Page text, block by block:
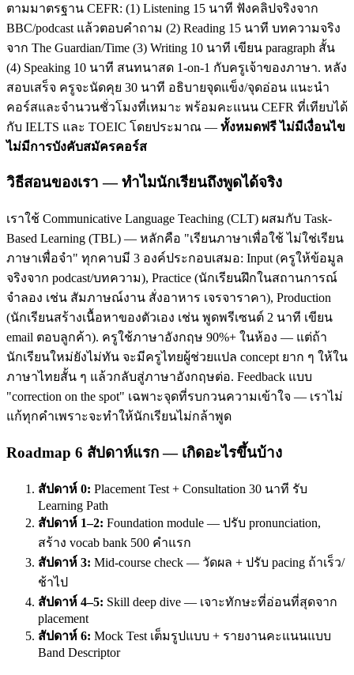
ตามมาตรฐาน CEFR: (1) Listening 15 นาที ฟังคลิปจริงจาก
BBC/podcast แล้วตอบคำถาม (2) Reading 15 นาที บทความจริง
จาก The Guardian/Time (3) Writing 10 นาที เขียน paragraph สั้น
(4) Speaking 10 นาที สนทนาสด 1-on-1 กับครูเจ้าของภาษา. หลัง
สอบเสร็จ ครูจะนัดคุย 30 นาที อธิบายจุดแข็ง/จุดอ่อน แนะนำ
คอร์สและจำนวนชั่วโมงที่เหมาะ พร้อมคะแนน CEFR ที่เทียบได้
กับ IELTS และ TOEIC โดยประมาณ — ทั้งหมดฟรี ไม่มีเงื่อนไข
ไม่มีการบังคับสมัครคอร์ส
วิธีสอนของเรา — ทำไมนักเรียนถึงพูดได้จริง
เราใช้ Communicative Language Teaching (CLT) ผสมกับ Task-
Based Learning (TBL) — หลักคือ "เรียนภาษาเพื่อใช้ ไม่ใช่เรียน
ภาษาเพื่อจำ" ทุกคาบมี 3 องค์ประกอบเสมอ: Input (ครูให้ข้อมูล
จริงจาก podcast/บทความ), Practice (นักเรียนฝึกในสถานการณ์
จำลอง เช่น สัมภาษณ์งาน สั่งอาหาร เจรจาราคา), Production
(นักเรียนสร้างเนื้อหาของตัวเอง เช่น พูดพรีเซนต์ 2 นาที เขียน
email ตอบลูกค้า). ครูใช้ภาษาอังกฤษ 90%+ ในห้อง — แต่ถ้า
นักเรียนใหม่ยังไม่ทัน จะมีครูไทยผู้ช่วยแปล concept ยาก ๆ ให้ใน
ภาษาไทยสั้น ๆ แล้วกลับสู่ภาษาอังกฤษต่อ. Feedback แบบ
"correction on the spot" เฉพาะจุดที่รบกวนความเข้าใจ — เราไม่
แก้ทุกคำเพราะจะทำให้นักเรียนไม่กล้าพูด
Roadmap 6 สัปดาห์แรก — เกิดอะไรขึ้นบ้าง
สัปดาห์ 0: Placement Test + Consultation 30 นาที รับ
Learning Path
สัปดาห์ 1–2: Foundation module — ปรับ pronunciation,
สร้าง vocab bank 500 คำแรก
สัปดาห์ 3: Mid-course check — วัดผล + ปรับ pacing ถ้าเร็ว/
ช้าไป
สัปดาห์ 4–5: Skill deep dive — เจาะทักษะที่อ่อนที่สุดจาก
placement
สัปดาห์ 6: Mock Test เต็มรูปแบบ + รายงานคะแนนแบบ
Band Descriptor